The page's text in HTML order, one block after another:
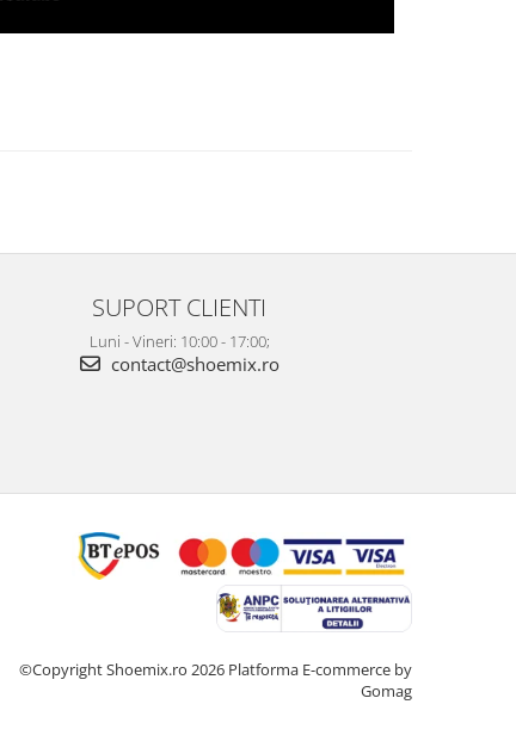
SUPORT CLIENTI
Luni - Vineri: 10:00 - 17:00;
contact@shoemix.ro
©Copyright Shoemix.ro 2026 Platforma E-commerce by
Gomag